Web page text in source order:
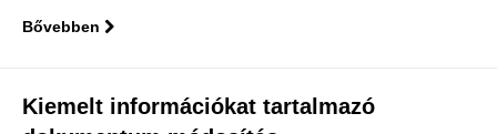
Bővebben
Kiemelt információkat tartalmazó